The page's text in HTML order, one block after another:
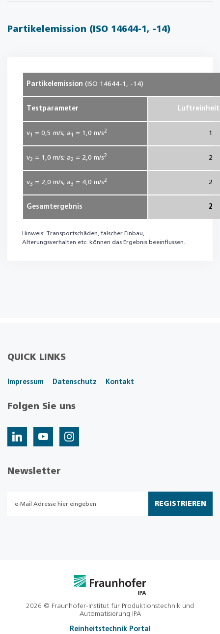
Partikelemission (ISO 14644-1, -14)
Partikelemission(ISO 14644-1, -14)
Testparameter
v1 = 0,5m/s; a 1 = 1,0m/s2 1
v2 = 1,0m/s; a2 = 2,0m/s2 2
v3 = 2,0m/s; a3 = 4,0m/s2 2
Gesamtergebnis 2
Hinweis: Transportschäden, falscher Einbau,
Alterungsverhalten etc. können das Ergebnis beeinflussen.
QUICK LINKS
Impressum Datenschutz Kontakt
Folgen Sie uns
Newsletter
REGISTRIEREN
2026 © Fraunhofer-Institut für Produktionstechnik und
Automatisierung IPA
Reinheitstechnik Portal